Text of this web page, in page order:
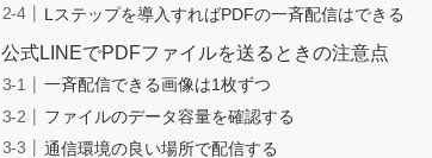
Lステップを導入すればPDFの一斉配信はできる
公式LINEでPDFファイルを送るときの注意点
一斉配信できる画像は1枚ずつ
ファイルのデータ容量を確認する
通信環境の良い場所で配信する